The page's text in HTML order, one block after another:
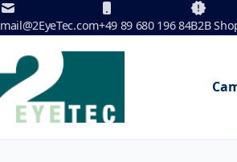
Skip to Content
mail@2EyeTec.com+49 89 680 196 84B2B